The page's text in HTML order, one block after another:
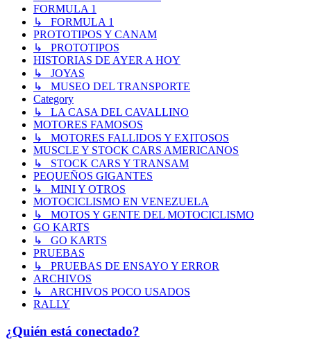
FORMULA 1
↳ FORMULA 1
PROTOTIPOS Y CANAM
↳ PROTOTIPOS
HISTORIAS DE AYER A HOY
↳ JOYAS
↳ MUSEO DEL TRANSPORTE
Category
↳ LA CASA DEL CAVALLINO
MOTORES FAMOSOS
↳ MOTORES FALLIDOS Y EXITOSOS
MUSCLE Y STOCK CARS AMERICANOS
↳ STOCK CARS Y TRANSAM
PEQUEÑOS GIGANTES
↳ MINI Y OTROS
MOTOCICLISMO EN VENEZUELA
↳ MOTOS Y GENTE DEL MOTOCICLISMO
GO KARTS
↳ GO KARTS
PRUEBAS
↳ PRUEBAS DE ENSAYO Y ERROR
ARCHIVOS
↳ ARCHIVOS POCO USADOS
RALLY
¿Quién está conectado?